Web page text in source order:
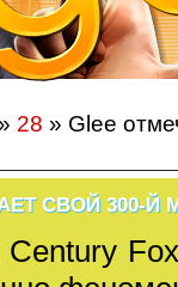
28 » Glee
СВОЙ 300-
Century